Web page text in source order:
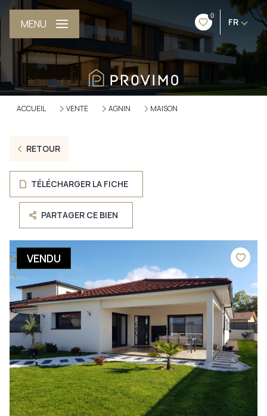
0
FR
MENU
ACCUEIL VENTE AGNIN MAISON
RETOUR
TÉLÉCHARGER LA FICHE
PARTAGER CE BIEN
VENDU